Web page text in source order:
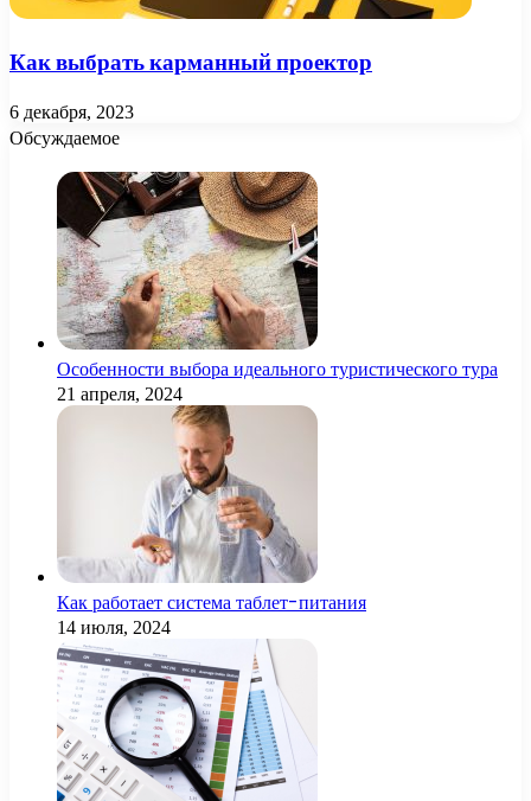
Как выбрать карманный проектор
6 декабря, 2023
Обсуждаемое
Особенности выбора идеального туристического тура
21 апреля, 2024
Как работает система таблет-питания
14 июля, 2024